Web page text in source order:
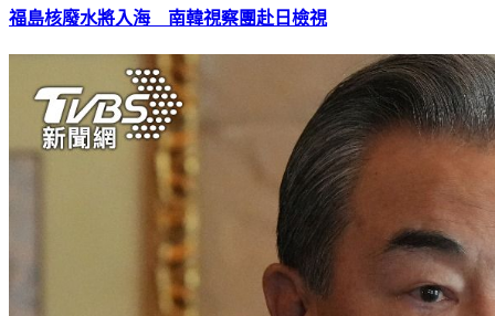
福島核廢水將入海 南韓視察團赴日檢視